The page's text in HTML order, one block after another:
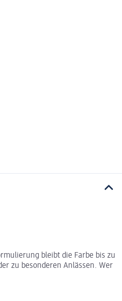
bleibt die Farbe bis zu
zu besonderen Anlässen. Wer